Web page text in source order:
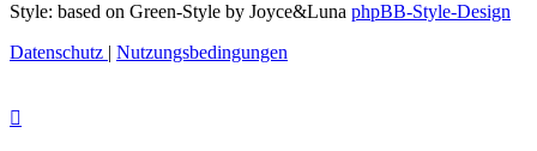
Style: based on Green-Style by Joyce&Luna phpBB-Style-Design
Datenschutz | Nutzungsbedingungen